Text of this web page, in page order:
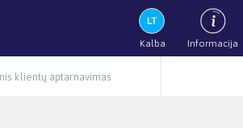
Kalba Informacija
klientų aptarnavimas